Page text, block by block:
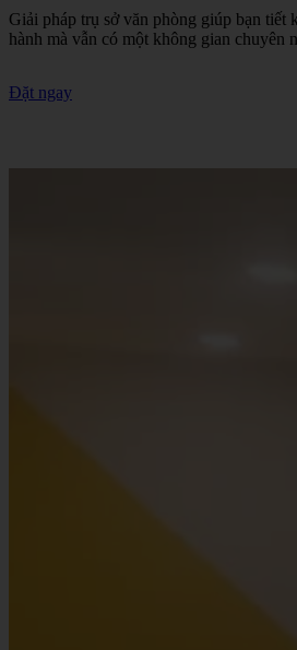
Giải pháp trụ sở văn phòng giúp bạn tiết
hành mà vẫn có một không gian chuyên
Đặt ngay